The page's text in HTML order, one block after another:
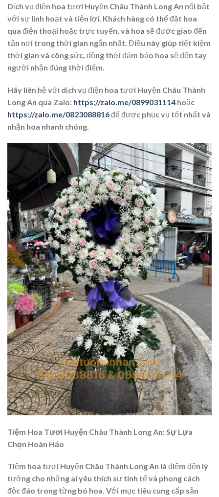
Dịch vụ điện hoa tươi Huyện Châu Thành Long An nổi bật
với sự linh hoạt và tiện lợi. Khách hàng có thể đặt hoa
qua điện thoại hoặc trực tuyến, và hoa sẽ được giao đến
tận nơi trong thời gian ngắn nhất. Điều này giúp tiết kiệm
thời gian và công sức, đồng thời đảm bảo hoa sẽ đến tay
người nhận đúng thời điểm.
Hãy liên hệ với dịch vụ điện hoa tươi Huyện Châu Thành
Long An qua Zalo: https://zalo.me/0899031114 hoặc
https://zalo.me/0823088816để được phục vụ tốt nhất và
nhận hoa nhanh chóng.
Tiệm Hoa Tươi Huyện Châu Thành Long An: Sự Lựa
Chọn Hoàn Hảo
Tiệm hoa tươi Huyện Châu Thành Long An là điểm đến lý
tưởng cho những ai yêu thích sự tinh tế và phong cách
độc đáo trong từng bó hoa. Với mục tiêu cung cấp sản